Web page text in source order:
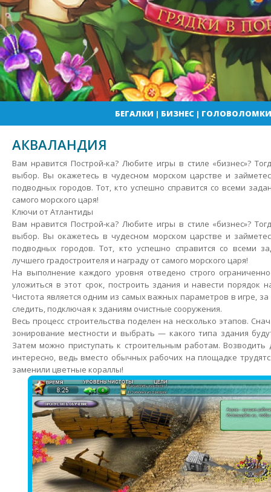
БЕГАЛКИ | БИЗНЕС| ГОЛОВОЛОМКИ
АКВАЛАНДИЯ
Вам нравится Построй-ка? Любите игры в стиле «бизнес»?
выбор. Вы окажетесь в чудесном морском царстве и
подводных городов. Тот, кто успешно справится со всеми
самого морского царя!
Ключи от Атлантиды
Вам нравится Построй-ка?Любите игры в стиле «бизнес»?
выбор. Вы окажетесь в чудесном морском царстве и
подводных городов. Тот, кто успешно справится со всеми
лучшего градостроителя и награду от самого морского царя!
На выполнение каждого уровня отведено строго
уложиться в этот срок, построить здания и навести порядок
Чистота является одним из самых важных параметров в игре,
следить, подключая к зданиям очистные сооружения.
Весь процесс строительства поделен на несколько этапов.
зонирование местности и выбрать — какого типа здания
Затем можно приступать к строительным работам.
интересно, ведь вместо обычных рабочих на площадке
заменили цветные кораллы!